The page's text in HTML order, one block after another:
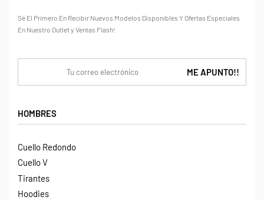
HOMBRES
Cuello Redondo
Cuello V
Tirantes
Hoodies
Sé El Primero En Recibir Nuevos Modelos Disponibles Y Ofertas Especiales
En Nuestro Outlet y Ventas Flash!